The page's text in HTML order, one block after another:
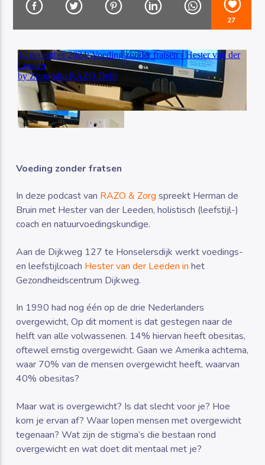
Luister RAZO online
27
Voeding zonder fratsen
In deze podcast van RAZO & Zorg spreekt Herman de
Bruin met Hester van der Leeden, holistisch (leefstijl-)
coach en natuurvoedingskundige.
Aan de Dijkweg 127 te Honselersdijk werkt voedings-
en leefstijlcoach Hester van der Leeden in het
Gezondheidscentrum Dijkweg.
In 1990 had nog één op de drie Nederlanders
overgewicht, Op dit moment is dat gestegen naar de
helft van alle volwassenen. 14% hiervan heeft obesitas,
oftewel ernstig overgewicht. Gaan we Amerika achterna,
waar 70% van de mensen overgewicht heeft, waarvan
40% obesitas?
Maar wat is overgewicht? Is dat slecht voor je? Hoe
kom je ervan af? Waar lopen mensen met overgewicht
tegenaan? Wat zijn de stigma’s die bestaan rond
overgewicht en wat doet dit mentaal met je?